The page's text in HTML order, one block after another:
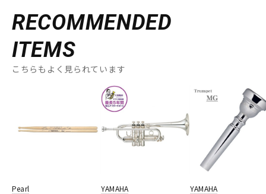
RECOMMENDED
ITEMS
こちらもよく見られています
Pearl
YAMAHA
YAMAHA